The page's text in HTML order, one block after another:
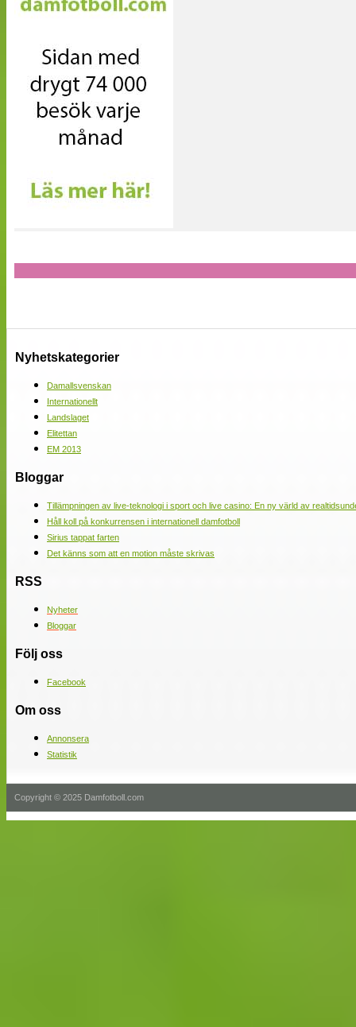
Nyhetskategorier
Damallsvenskan
Internationellt
Landslaget
Elitettan
EM 2013
Bloggar
Tillämpningen av live-teknologi i sport och live casino: En ny värld av
Håll koll på konkurrensen i internationell damfotboll
Sirius tappat farten
Det känns som att en motion måste skrivas
RSS
Nyheter
Bloggar
Följ oss
Facebook
Om oss
Annonsera
Statistik
Copyright © 2025 Damfotboll.com